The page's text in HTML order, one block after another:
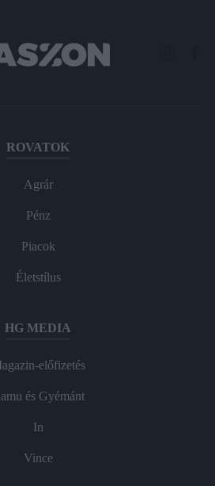
ROVATOK
Agrár
Pénz
Piacok
Életstílus
HG MEDIA
előfizetés
és Gyémánt
In
Vince